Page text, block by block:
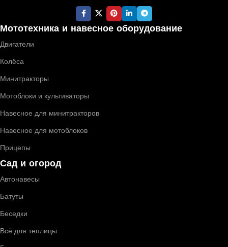
Мототехника и навесное оборудование
Двигатели
Колёса
Минитракторы
Мотоблоки и культиваторы
Навесное для минитракторов
Навесное для мотоблоков
Прицепы
Сад и огород
Автонавесы
Батуты
Беседки
Всё для теплицы